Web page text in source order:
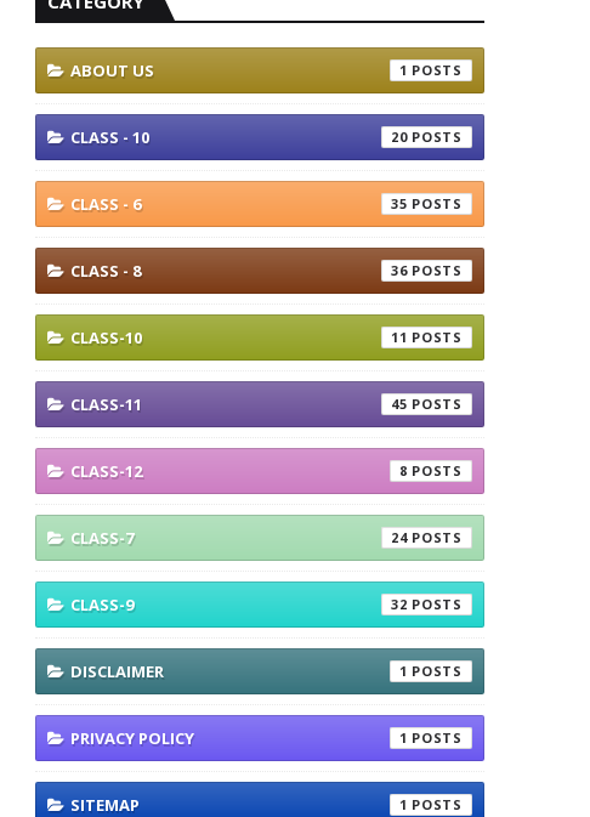
ABOUT US 1
CLASS - 10 20
CLASS - 6 35
CLASS - 8 36
CLASS-10 11
CLASS-11 45
CLASS-12 8
CLASS-7 24
CLASS-9 32
DISCLAIMER 1
PRIVACY POLICY 1
SITEMAP 1